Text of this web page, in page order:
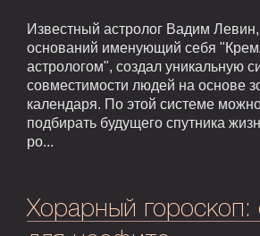
Известный астролог Вадим
оснований именующий себя
астрологом", создал уникальную
совместимости людей на основе
календаря. По этой системе
подбирать будущего спутника
ро...
Хорарный гороскоп: